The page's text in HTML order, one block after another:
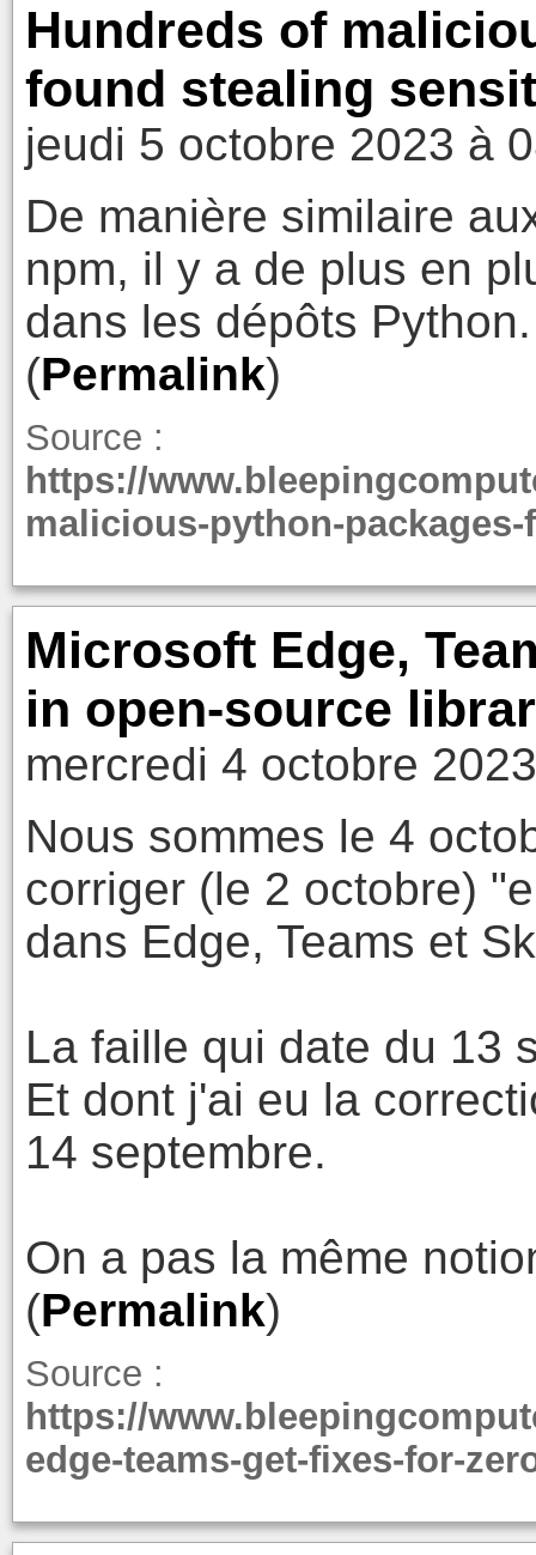
Hundreds of
found stealing
jeudi 5 octobre 2023 à
De manière similaire
npm, il y a de plus en
dans les dépôts Python.
(Permalink)
Source :
https://
malicious-python-
Microsoft Edge,
in open-source
mercredi 4 octobre
Nous sommes le 4
corriger (le 2 octobre)
dans Edge, Teams et
La faille qui date du 13
Et dont j'ai eu la
14 septembre.
On a pas la même
(Permalink)
Source :
https://
edge-teams-get-fixes-for-